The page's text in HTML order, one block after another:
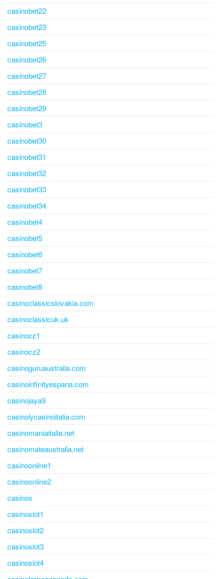
casinobet22
casinobet23
casinobet25
casinobet26
casinobet27
casinobet28
casinobet29
casinobet3
casinobet30
casinobet31
casinobet32
casinobet33
casinobet34
casinobet4
casinobet5
casinobet6
casinobet7
casinobet8
casinoclassicslovakia.com
casinoclassicuk.uk
casinocz1
casinocz2
casinoguruaustralia.com
casinoinfinityespana.com
casinojaya9
casinolycasinoitalia.com
casinomaniaitalia.net
casinomateaustralia.net
casinoonline1
casinoonline2
casinos
casinoslot1
casinoslot2
casinoslot3
casinoslot4